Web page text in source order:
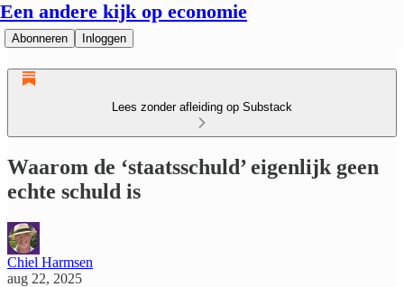
Een andere kijk op economie
Abonneren Inloggen
Lees zonder afleiding op Substack
Waarom de ‘staatsschuld’ eigenlijk geen
echte schuld is
Chiel Harmsen
aug 22, 2025